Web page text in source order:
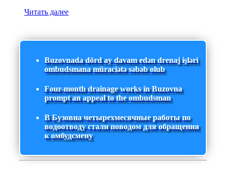
Читать далее
Buzovnada dörd ay davam edən drenaj işləri
ombudsmana müraciətə səbəb olub
Four-month drainage works in Buzovna
prompt an appeal to the ombudsman
В Бузовна четырехмесячные работы по
водоотводу стали поводом для обращения
к омбудсмену